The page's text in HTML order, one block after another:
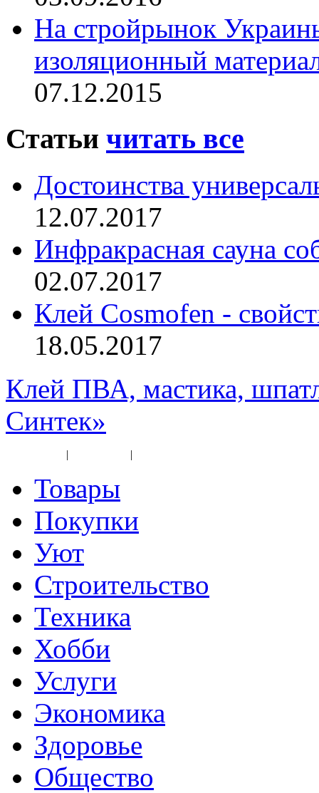
На стройрынок
изоляционный
07.12.2015
Статьи читать все
Достоинства
12.07.2017
Инфракрасная сауна
02.07.2017
Клей Cosmofen -
18.05.2017
Клей ПВА, мастика,
Синтек»
| |
Товары
Покупки
Уют
Строительство
Техника
Хобби
Услуги
Экономика
Здоровье
Общество